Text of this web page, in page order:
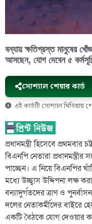
বন্যায় ক্ষতিগ্রস্ত মানুষের
আসছেন, যোগ দেবেন ৫
সোশ্যাল শেয়ার কার্ড
এই কার্ডটি সোশ্যাল মিডিয়ায়
প্রধানমন্ত্রী হিসেবে
বিএনপি নেতারা
পাচ্ছেন। এ নিয়ে বিএনপির
মধ্যে উচ্ছ্বাস উদ্দিপনা লক্ষ
বন্যাদুর্গতদের ত্রাণ ও
দলের নেতাকর্মীদের বাইরে
একটি বৈঠকে যোগ দেওয়ার